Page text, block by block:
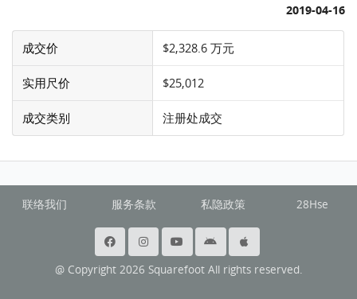
2019-04-16
成交价 $2,328.6 万元
实用尺价 $25,012
成交类别 注册处成交
联络我们 服务条款 私隐政策 28Hse
@ Copyright 2026 Squarefoot All rights reserved.